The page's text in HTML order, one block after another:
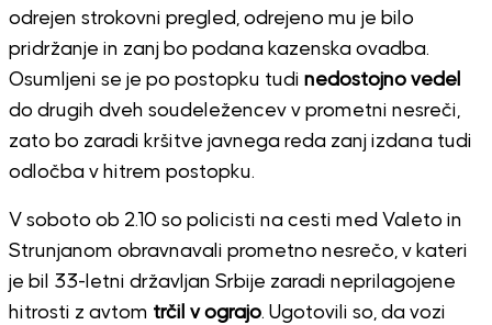
odrejen strokovni pregled, odrejeno mu je bilo
pridržanje in zanj bo podana kazenska ovadba.
Osumljeni se je po postopku tudi nedostojno vedel
do drugih dveh soudeležencev v prometni nesreči,
zato bo zaradi kršitve javnega reda zanj izdana tudi
odločba v hitrem postopku.
V soboto ob 2.10 so policisti na cesti med Valeto in
Strunjanom obravnavali prometno nesrečo, v kateri
je bil 33-letni državljan Srbije zaradi neprilagojene
hitrosti z avtom trčil v ograjo. Ugotovili so, da vozi